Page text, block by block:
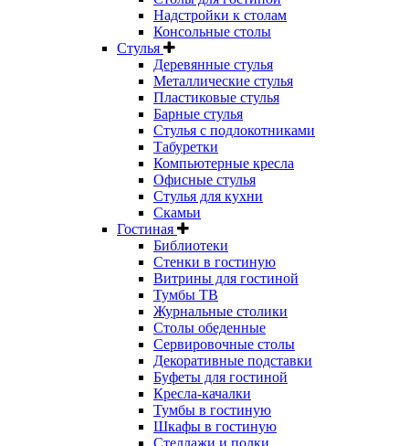
Надстройки к столам
Консольные столы
Стулья
Деревянные стулья
Металлические стулья
Пластиковые стулья
Барные стулья
Стулья с подлокотниками
Табуретки
Компьютерные кресла
Офисные стулья
Стулья для кухни
Скамьи
Гостиная
Библиотеки
Стенки в гостиную
Витрины для гостиной
Тумбы ТВ
Журнальные столики
Столы обеденные
Сервировочные столы
Декоративные подставки
Буфеты для гостиной
Кресла-качалки
Тумбы в гостиную
Шкафы в гостиную
Стеллажи и полки